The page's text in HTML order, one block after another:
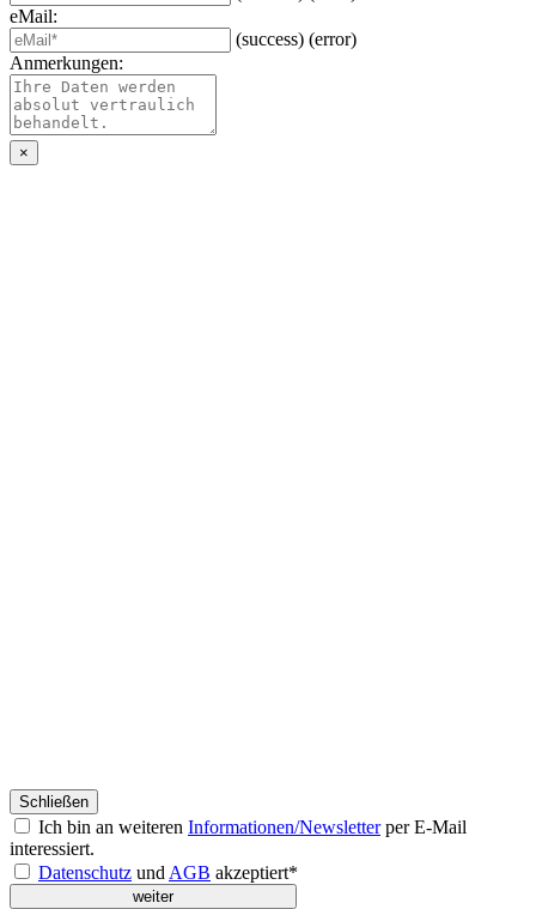
eMail:
(success) (error)
Anmerkungen:
×
Schließen
Ich bin an weiteren Informationen/Newsletterper E-Mail
interessiert.
Datenschutz und AGB akzeptiert*